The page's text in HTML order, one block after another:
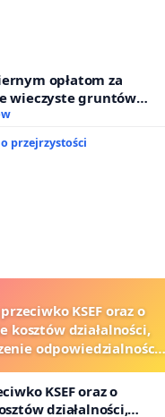
opłatom za
wieczyste gruntów
przez rodzinne ogrody
przejrzystości
KSEF oraz o
kosztów działalności,
odpowiedzialności
sędziów
KSEF oraz o
działalności,